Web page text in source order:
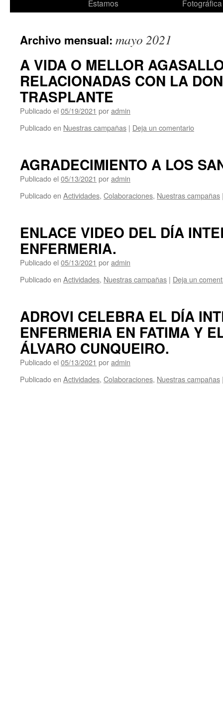
Estamos
Fotográfica
Archivo mensual: mayo 2021
A VIDA O MELLOR
RELACIONADAS CON LA
TRASPLANTE
Publicado el 05/19/2021 poradmin
Publicado en Nuestras campañas | Deja un comentario
AGRADECIMIENTO A LOS
Publicado el 05/13/2021 poradmin
Publicado en Actividades, Colaboraciones, Nuestras campañas
ENLACE VIDEO DEL DÍA
ENFERMERIA.
Publicado el 05/13/2021 poradmin
Publicado en Actividades, Nuestras campañas | Deja un
ADROVI CELEBRA EL DÍA
ENFERMERIA EN FATIMA Y
ÁLVARO CUNQUEIRO.
Publicado el 05/13/2021 poradmin
Publicado en Actividades, Colaboraciones, Nuestras campañas